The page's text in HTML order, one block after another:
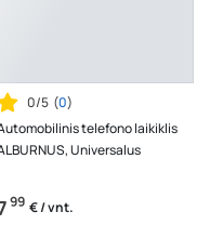
0/5 (0)
telefono laikiklis
Universalus
99 € / vnt.